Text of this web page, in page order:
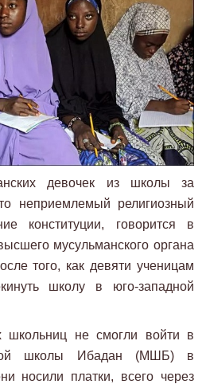
девочек из школы за
неприемлемый религиозный
конституции, говорится в
мусульманского органа
того, как девяти ученицам
школу в юго-западной
школьниц не смогли войти в
школы Ибадан (МШБ) в
носили платки, всего через